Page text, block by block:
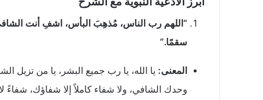
“اللهم رب الناس، مُذهِبَ البأس، اشفِ أنت
سقمًا.”
المعنى: يا الله، يا رب جميع البشر، يا من تزيل
وحدك الشافي، ولا شفاء كاملاً إلا شفاؤك، شفاءً